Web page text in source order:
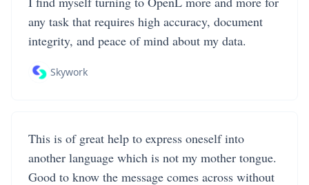
any task that requires high accuracy, document
integrity, and peace of mind about my data.
Skywork
This is of great help to express oneself into
another language which is not my mother tongue.
Good to know the message comes across without